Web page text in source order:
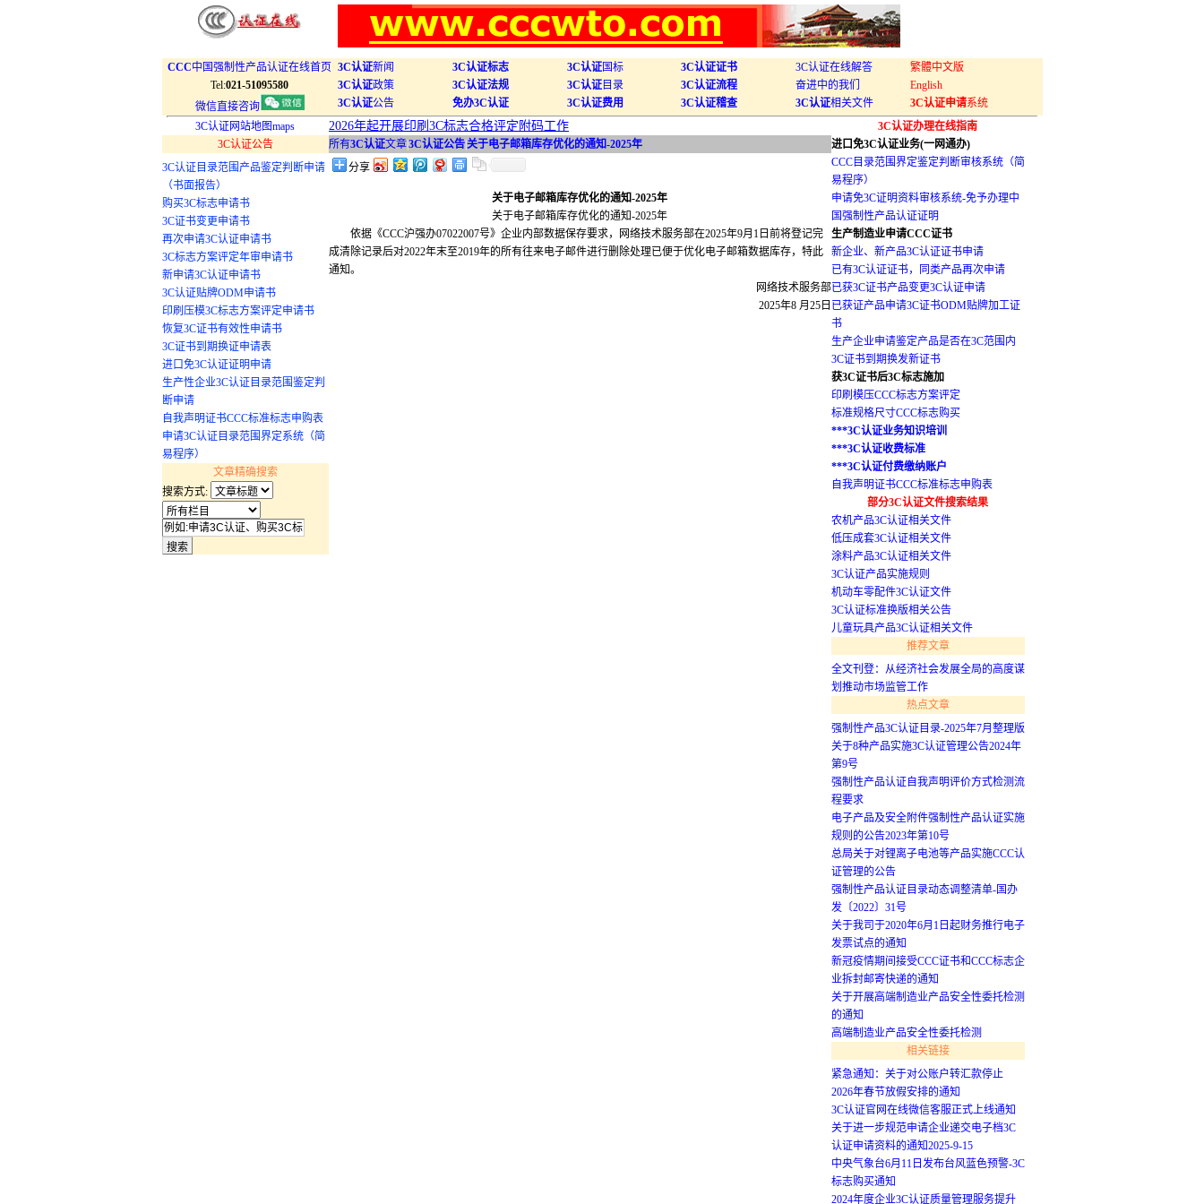
CCC中国强制性产品认证在线首页
Tel:021-51095580
微信直接咨询
3C认证新闻
3C认证政策
3C认证公告
3C认证标志
3C认证法规
免办3C认证
3C认证国标
3C认证目录
3C认证费用
3C认证证书
3C认证流程
3C认证稽查
3C认证在线解答
奋进中的我们
3C认证相关文件
繁體中文版
English
3C认证申请系统
3C认证网站地图maps
3C认证公告
3C认证目录范围产品鉴定判断申请
（书面报告）
购买3C标志申请书
3C证书变更申请书
再次申请3C认证申请书
3C标志方案评定年审申请书
新申请3C认证申请书
3C认证贴牌ODM申请书
印刷压模3C标志方案评定申请书
恢复3C证书有效性申请书
3C证书到期换证申请表
进口免3C认证证明申请
生产性企业3C认证目录范围鉴定判
断申请
自我声明证书CCC标准标志申购表
申请3C认证目录范围界定系统（简
易程序）
文章精确搜索
搜索方式:
2026年起开展印刷3C标志合格评定附码工作
所有3C认证文章|3C认证公告|关于电子邮箱库存优化的通知-2025年
分享
关于电子邮箱库存优化的通知-2025年
关于电子邮箱库存优化的通知-2025年
依据《CCC沪强办07022007号》企业内部数据保存要求，网络技术服务部在2025年9月1日前将登记完
成清除记录后对2022年末至2019年的所有往来电子邮件进行删除处理已便于优化电子邮箱数据库存，特此
通知。
网络技术服务部
2025年8 月25日
3C认证办理在线指南
进口免3C认证业务(一网通办)
CCC目录范围界定鉴定判断审核系统（简
易程序）
申请免3C证明资料审核系统-免予办理中
国强制性产品认证证明
生产制造业申请CCC证书
新企业、新产品3C认证证书申请
已有3C认证证书，同类产品再次申请
已获3C证书产品变更3C认证申请
已获证产品申请3C证书ODM贴牌加工证
书
生产企业申请鉴定产品是否在3C范围内
3C证书到期换发新证书
获3C证书后3C标志施加
印刷模压CCC标志方案评定
标准规格尺寸CCC标志购买
***3C认证业务知识培训
***3C认证收费标准
***3C认证付费缴纳账户
自我声明证书CCC标准标志申购表
部分3C认证文件搜索结果
农机产品3C认证相关文件
低压成套3C认证相关文件
涂料产品3C认证相关文件
3C认证产品实施规则
机动车零配件3C认证文件
3C认证标准换版相关公告
儿童玩具产品3C认证相关文件
推荐文章
全文刊登：从经济社会发展全局的高度谋
划推动市场监管工作
热点文章
强制性产品3C认证目录-2025年7月整理版
关于8种产品实施3C认证管理公告2024年
第9号
强制性产品认证自我声明评价方式检测流
程要求
电子产品及安全附件强制性产品认证实施
规则的公告2023年第10号
总局关于对锂离子电池等产品实施CCC认
证管理的公告
强制性产品认证目录动态调整清单-国办
发〔2022〕31号
关于我司于2020年6月1日起财务推行电子
发票试点的通知
新冠疫情期间接受CCC证书和CCC标志企
业拆封邮寄快递的通知
关于开展高端制造业产品安全性委托检测
的通知
高端制造业产品安全性委托检测
相关链接
紧急通知：关于对公账户转汇款停止
2026年春节放假安排的通知
3C认证官网在线微信客服正式上线通知
关于进一步规范申请企业递交电子档3C
认证申请资料的通知2025-9-15
中央气象台6月11日发布台风蓝色预警-3C
标志购买通知
2024年度企业3C认证质量管理服务提升